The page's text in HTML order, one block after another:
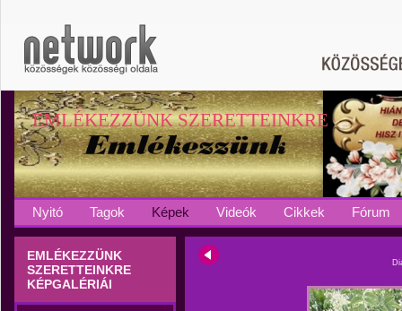
EMLÉKEZZÜNK SZERETTEINKRE
Nyitó Tagok Képek Videók Cikkek Fórum
EMLÉKEZZÜNK
SZERETTEINKRE
KÉPGALÉRIÁI